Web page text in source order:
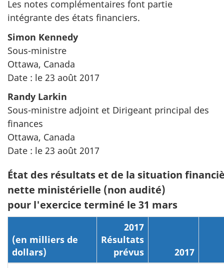
Les notes complémentaires font partie
intégrante des états financiers.
Simon Kennedy
Sous-ministre
Ottawa, Canada
Date : le 23 août 2017
Randy Larkin
Sous-ministre adjoint et Dirigeant principal des
finances
Ottawa, Canada
Date : le 23 août 2017
État des résultats et de la situation
nette ministérielle (non audité)
pour l'exercice terminé le 31 mars
(en milliers de
dollars)
2017
Résultats
prévus
2017